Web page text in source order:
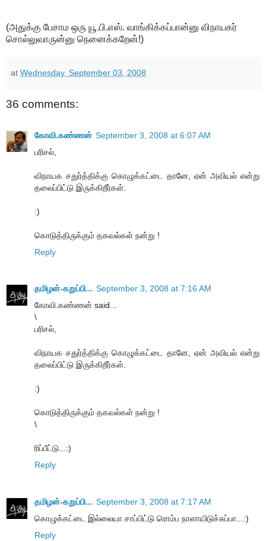
(அதுக்கு பேசாம ஒரு யூ.பி.எஸ். வாங்கிக்கப்பான்னு விநாயகர்
சொல்லுவாருன்னு நெனைக்கறேன்!)
at Wednesday, September 03, 2008
36 comments:
கோவி.கண்ணன் September 3, 2008 at 6:07 AM
பரிசல்,
விநாயக சதுர்த்திக்கு கொழுக்கட்டை தானே, ஏன் அவியல் என்று
தலைப்பிட்டு இருக்கிறீர்கள்.
:)
கொடுத்திருக்கும் தகவல்கள் நன்று !
Reply
தமிழன்-கறுப்பி... September 3, 2008 at 7:16 AM
கோவி.கண்ணன் said...
\
பரிசல்,
விநாயக சதுர்த்திக்கு கொழுக்கட்டை தானே, ஏன் அவியல் என்று
தலைப்பிட்டு இருக்கிறீர்கள்.
:)
கொடுத்திருக்கும் தகவல்கள் நன்று !
\
ரிப்பீட்டு...:)
Reply
தமிழன்-கறுப்பி... September 3, 2008 at 7:17 AM
கொழுக்கட்டை இல்லையா சாப்பிட்டு ரொம்ப நாளாயிடுச்சுப்பா...:)
Reply